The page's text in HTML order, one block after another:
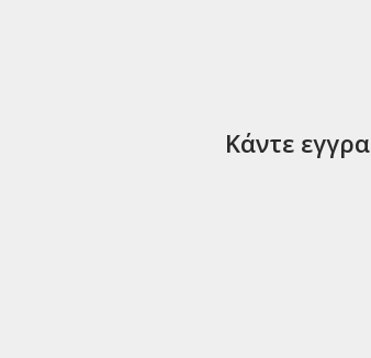
Κάντε